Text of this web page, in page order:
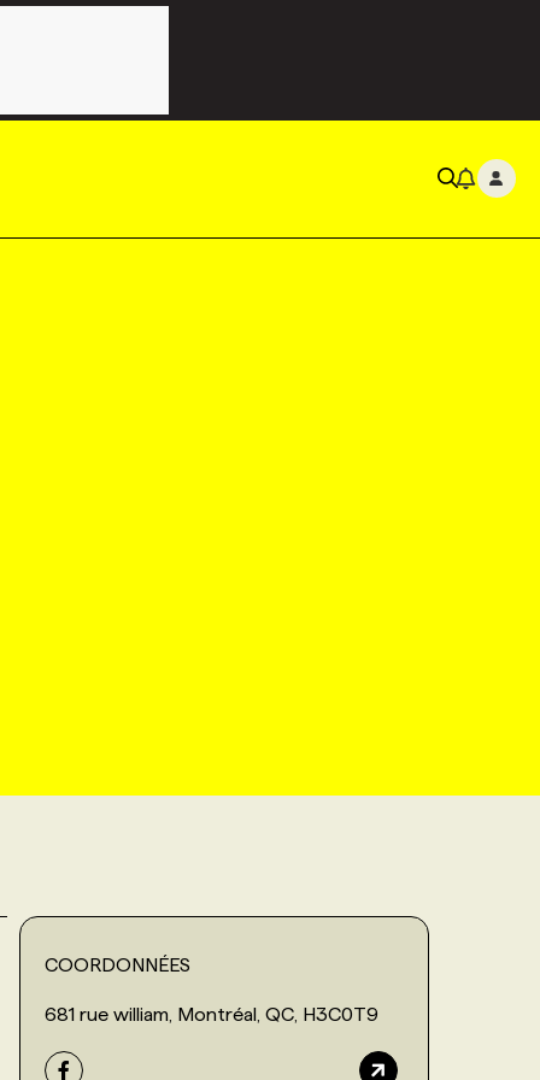
COORDONNÉES
681 rue william, Montréal, QC, H3C0T9